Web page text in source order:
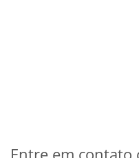
Entre em contato